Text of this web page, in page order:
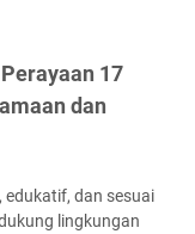
17
dan
dan sesuai
lingkungan